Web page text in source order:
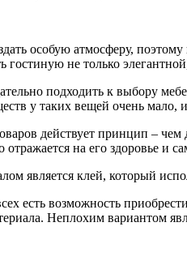
особую атмосферу,
гостиную не только
подходить к выбору
у таких вещей очень мало,
действует принцип – чем
отражается на его здоровье и
является клей, который
есть возможность
Неплохим вариантом